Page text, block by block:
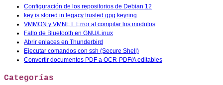
Configuración de los repositorios de Debian 12
key is stored in legacy trusted.gpg keyring
VMMON y VMNET: Error al compilar los modulos
Fallo de Bluetooth en GNU/Linux
Abrir enlaces en Thunderbird
Ejecutar comandos con ssh (Secure Shell)
Convertir documentos PDF a OCR-PDF/A editables
Categorías